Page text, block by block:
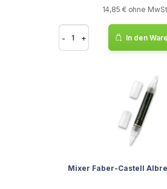
14,85 € ohne
- + In den
Mixer Faber-Castell